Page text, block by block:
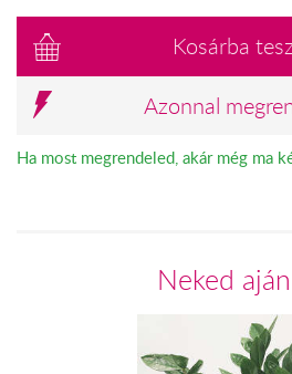
Kosárba
Azonnal
Ha most megrendeled, akár még ma
Neked